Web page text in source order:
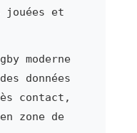
jouées et
moderne
données
contact,
zone de